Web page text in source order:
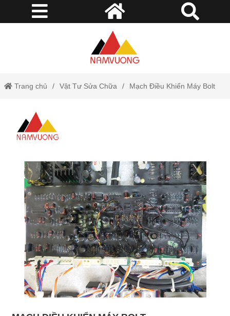
Trang chủ Vật Tư Sửa Chữa Mạch Điều Khiển Máy Bolt